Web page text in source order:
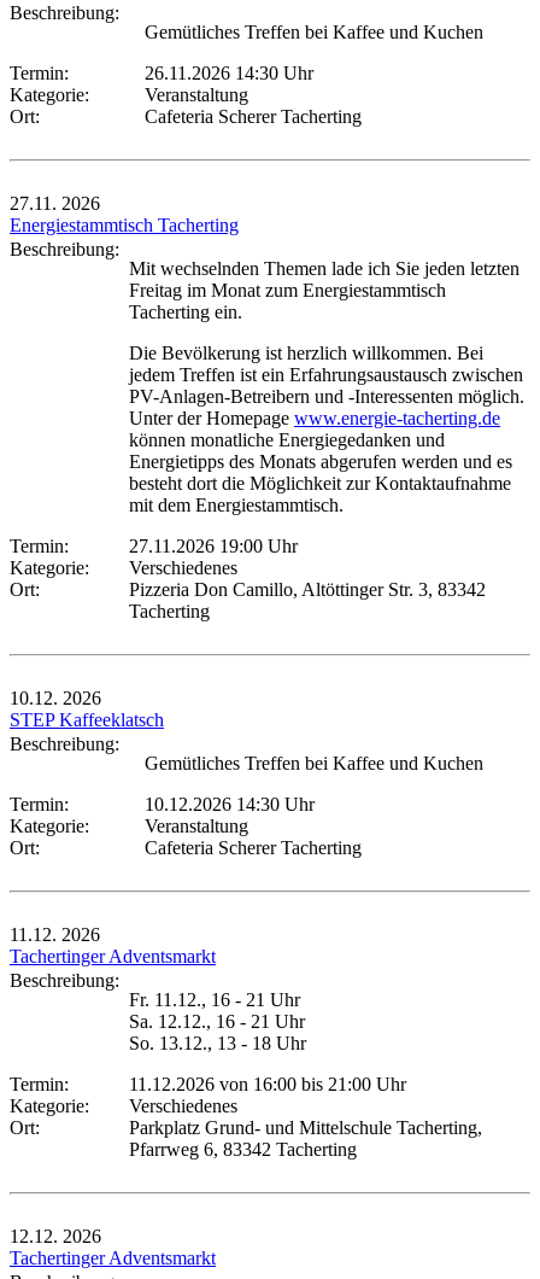
Beschreibung:
Gemütliches Treffen bei Kaffee und Kuchen
Termin:
26.11.2026 14:30 Uhr
Kategorie:
Veranstaltung
Ort:
Cafeteria Scherer Tacherting
27.11. 2026
Energiestammtisch Tacherting
Beschreibung:
Mit wechselnden Themen lade ich Sie jeden letzten
Freitag im Monat zum Energiestammtisch
Tacherting ein.
Die Bevölkerung ist herzlich willkommen. Bei
jedem Treffen ist ein Erfahrungsaustausch zwischen
PV-Anlagen-Betreibern und -Interessenten möglich.
Unter der Homepage www.energie-tacherting.de
können monatliche Energiegedanken und
Energietipps des Monats abgerufen werden und es
besteht dort die Möglichkeit zur Kontaktaufnahme
mit dem Energiestammtisch.
Termin:
27.11.2026 19:00 Uhr
Kategorie:
Verschiedenes
Ort:
Pizzeria Don Camillo, Altöttinger Str. 3, 83342
Tacherting
10.12. 2026
STEP Kaffeeklatsch
Beschreibung:
Gemütliches Treffen bei Kaffee und Kuchen
Termin:
10.12.2026 14:30 Uhr
Kategorie:
Veranstaltung
Ort:
Cafeteria Scherer Tacherting
11.12. 2026
Tachertinger Adventsmarkt
Beschreibung:
Fr. 11.12., 16 - 21 Uhr
Sa. 12.12., 16 - 21 Uhr
So. 13.12., 13 - 18 Uhr
Termin:
11.12.2026 von 16:00 bis 21:00 Uhr
Kategorie:
Verschiedenes
Ort:
Parkplatz Grund- und Mittelschule Tacherting,
Pfarrweg 6, 83342 Tacherting
12.12. 2026
Tachertinger Adventsmarkt